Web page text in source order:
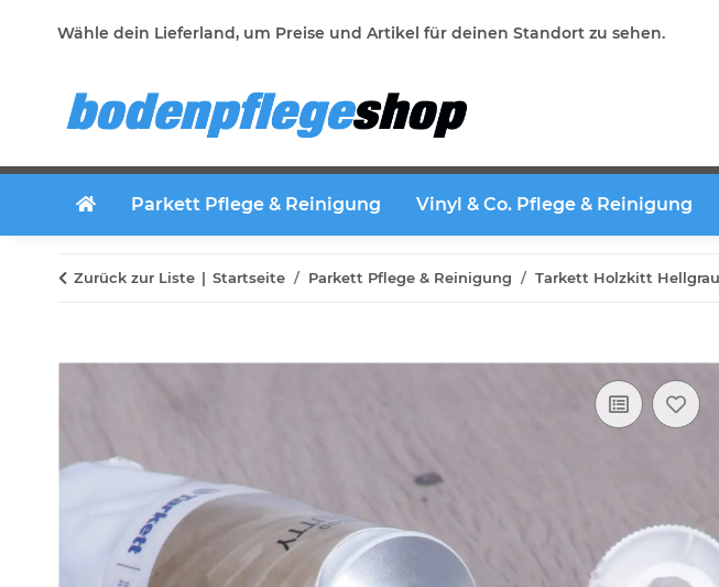
Wähle dein Lieferland, um Preise und Artikel für deinen Standort zu sehen.
Parkett Pflege & Reinigung Vinyl & Co. Pflege & Reinigung
Zurück zur Liste Startseite Parkett Pflege & Reinigung Tarkett Holzkitt